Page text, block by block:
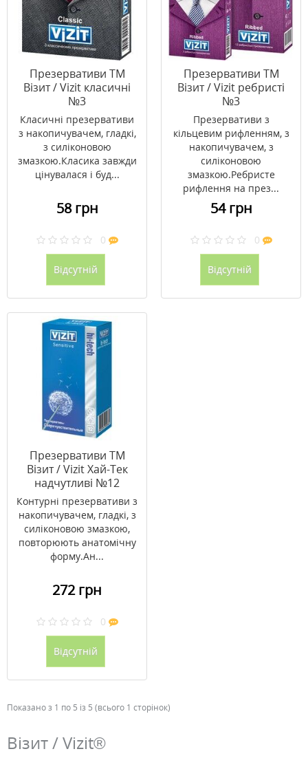
Презервативи ТМ
Візит / Vizit класичні
№3
Класичні презервативи
з накопичувачем, гладкі,
з силіконовою
змазкою.Класика завжди
цінувалася і буд...
58 грн
0
Відсутній
Презервативи ТМ
Візит / Vizit ребристі
№3
Презервативи з
кільцевим рифленням, з
накопичувачем, з
силіконовою
змазкою.Ребристе
рифлення на през...
54 грн
0
Відсутній
Презервативи ТМ
Візит / Vizit Хай-Тек
надчутливі №12
Контурні презервативи з
накопичувачем, гладкі, з
силіконовою змазкою,
повторюють анатомічну
форму.Ан...
272 грн
0
Відсутній
Показано з 1 по 5 із 5 (всього 1 сторінок)
Візит / Vizit®